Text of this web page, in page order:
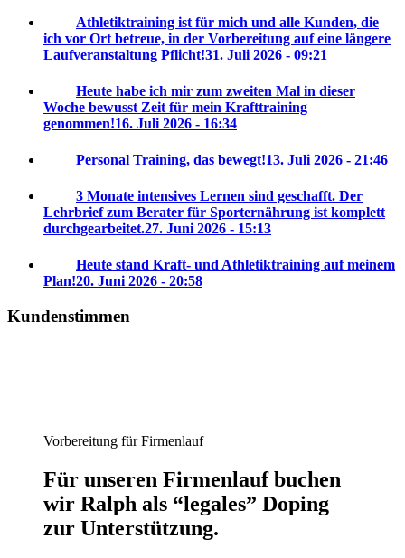
Athletiktraining ist für mich und alle Kunden, die
ich vor Ort betreue, in der Vorbereitung auf eine längere
Laufveranstaltung Pflicht!31. Juli 2026 - 09:21
Heute habe ich mir zum zweiten Mal in dieser
Woche bewusst Zeit für mein Krafttraining
genommen!16. Juli 2026 - 16:34
Personal Training, das bewegt!13. Juli 2026 - 21:46
3 Monate intensives Lernen sind geschafft. Der
Lehrbrief zum Berater für Sporternährung ist komplett
durchgearbeitet.27. Juni 2026 - 15:13
Heute stand Kraft- und Athletiktraining auf meinem
Plan!20. Juni 2026 - 20:58
Kundenstimmen
Vorbereitung für Firmenlauf
Für unseren Firmenlauf buchen
wir Ralph als “legales” Doping
zur Unterstützung.